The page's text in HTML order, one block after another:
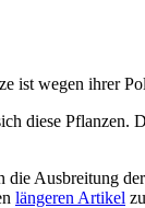
ist wegen ihrer
diese Pflanzen.
Ausbreitung
längeren Artikel